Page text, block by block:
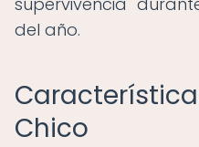
del año.
Chico